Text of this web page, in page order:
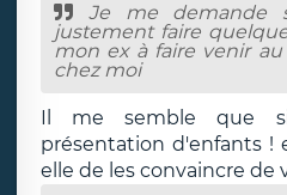
Je me demande
justement faire
mon ex à faire venir
chez moi
Il me semble que
présentation d'enfants !
elle de les convaincre de